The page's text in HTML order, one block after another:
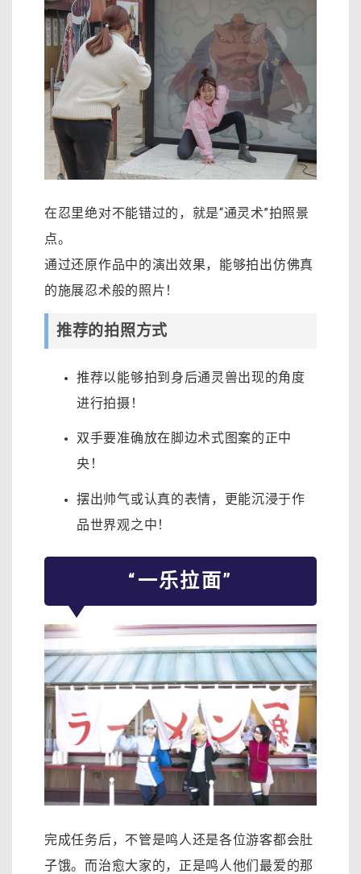
在忍里绝对不能错过的，就是“通灵术”拍照景
点。
通过还原作品中的演出效果，能够拍出仿佛真
的施展忍术般的照片！
推荐的拍照方式
推荐以能够拍到身后通灵兽出现的角度
进行拍摄！
双手要准确放在脚边术式图案的正中
央！
摆出帅气或认真的表情，更能沉浸于作
品世界观之中！
“一乐拉面”
完成任务后，不管是鸣人还是各位游客都会肚
子饿。而治愈大家的，正是鸣人他们最爱的那